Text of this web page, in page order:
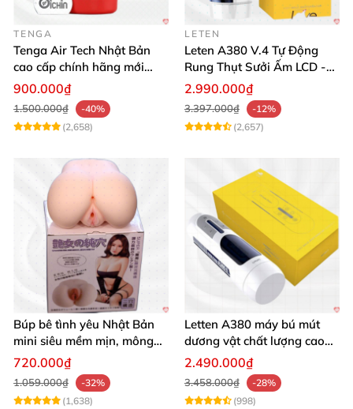
TENGA
Tenga Air Tech Nhật Bản
cao cấp chính hãng mới
seal giá tốt
900.000₫
1.500.000₫
-40%
(2,658)
LETEN
Leten A380 V.4 Tự Động
Rung Thụt Sưởi Ấm LCD -
Mua Ngay
2.990.000₫
3.397.000₫
-12%
(2,657)
Búp bê tình yêu Nhật Bản
mini siêu mềm mịn, mông
tròn quyến rũ
720.000₫
1.059.000₫
-32%
(1,638)
Letten A380 máy bú mút
dương vật chất lượng cao
giá tốt
2.490.000₫
3.458.000₫
-28%
(998)